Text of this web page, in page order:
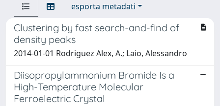
esporta metadati
Clustering by fast search-and-find of
density peaks
2014-01-01 Rodriguez Alex, A.; Laio, Alessandro
Diisopropylammonium Bromide Is a
High-Temperature Molecular
Ferroelectric Crystal